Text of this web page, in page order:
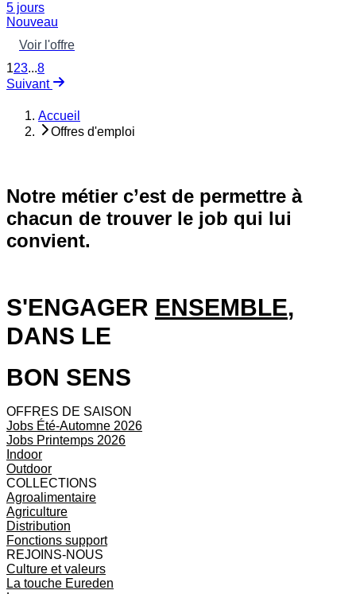
5 jours
Nouveau
Voir l'offre
123...8
Suivant
Accueil
Offres d'emploi
Notre métier c’est de permettre à
chacun de trouver le job qui lui
convient.
S'ENGAGER ENSEMBLE,
DANS LE
BON SENS
OFFRES DE SAISON
Jobs Été-Automne 2026
Jobs Printemps 2026
Indoor
Outdoor
COLLECTIONS
Agroalimentaire
Agriculture
Distribution
Fonctions support
REJOINS-NOUS
Culture et valeurs
La touche Eureden